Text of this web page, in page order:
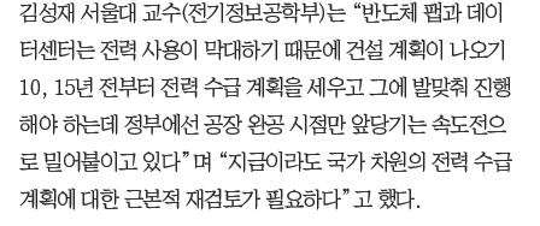
김성재 서울대 교수(전기정보공학부)는 “반도체 팹과 데이
터센터는 전력 사용이 막대하기 때문에 건설 계획이 나오기
10, 15년 전부터 전력 수급 계획을 세우고 그에 발맞춰 진행
해야 하는데 정부에선 공장 완공 시점만 앞당기는 속도전으
로 밀어붙이고 있다”며 “지금이라도 국가 차원의 전력 수급
계획에 대한 근본적 재검토가 필요하다”고 했다.